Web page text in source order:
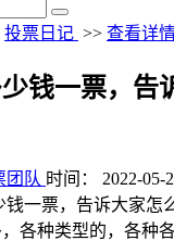
投票日记 >> 查看详
钱一票，告
团队 时间： 2022-05-
钱一票，告诉大家怎
各种类型的，各种